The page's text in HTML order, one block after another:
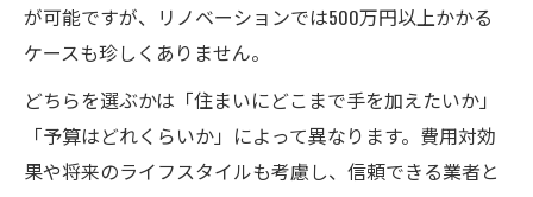
が可能ですが、リノベーションでは500万円以上かかる
ケースも珍しくありません。
どちらを選ぶかは「住まいにどこまで手を加えたいか」
「予算はどれくらいか」によって異なります。費用対効
果や将来のライフスタイルも考慮し、信頼できる業者と